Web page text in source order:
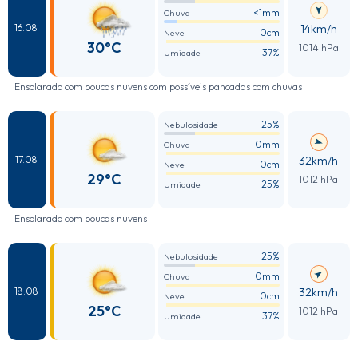
16.08
30°C
Chuva <1mm
Neve 0cm
Umidade 37%
14km/h
1014 hPa
Ensolarado com poucas nuvens com possíveis pancadas com chuvas
17.08
29°C
Nebulosidade 25%
Chuva 0mm
Neve 0cm
Umidade 25%
32km/h
1012 hPa
Ensolarado com poucas nuvens
18.08
25°C
Nebulosidade 25%
Chuva 0mm
Neve 0cm
Umidade 37%
32km/h
1012 hPa